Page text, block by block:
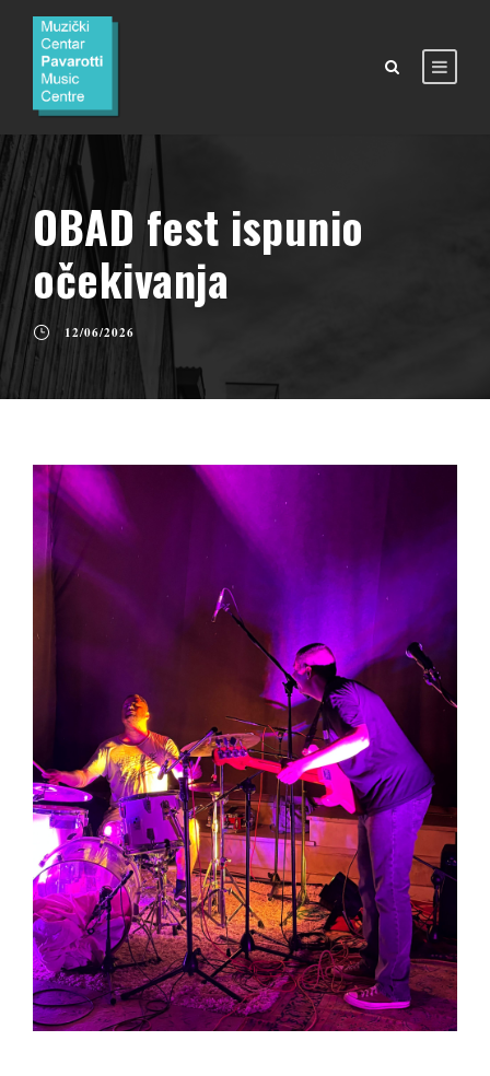
OBAD fest ispunio
očekivanja
12/06/2026